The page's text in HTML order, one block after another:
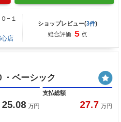
−１
店
ショップレビュー(3件)
総合評価: 5 点
・ベーシック
25.08 万円
支払総額
27.7 万円